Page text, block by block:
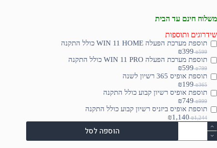
₪17,090.
₪15,190.
משלוח חינם עד הבית
שידרוגים ותוספות
תוספת מערכת הפעלה WIN 11 HOME כולל התקנה
₪599
₪399
תוספת מערכת הפעלה WIN 11 PRO כולל התקנה
₪799
₪599
תוספת אופיס 365 רשיון לשנה
₪365
₪199
תוספת אופיס רשיון קבוע כולל התקנה
₪999
₪749
תוספת אופיס ביזניס רשיון קבוע כולל התקנה
₪1,244
₪1,140
כמות
של
ASUS
הוספה לסל